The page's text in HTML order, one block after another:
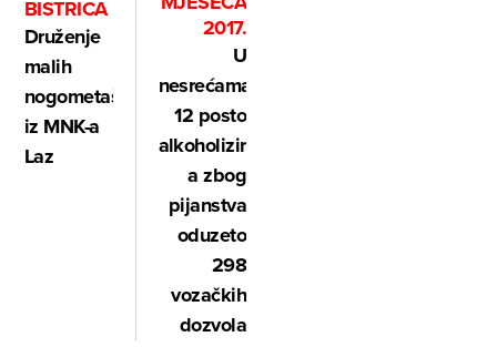
BISTRICA
Druženje
malih
nogometaša
iz MNK-a
Laz
2017.
U
nesrećama
12 posto
alkoholiziranih,
a zbog
pijanstva
oduzeto
298
vozačkih
dozvola